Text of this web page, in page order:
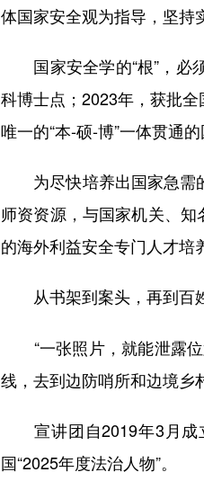
体国家安全观为指导，坚持
国家安全学的“根”，必
科博士点；2023年，获批
唯一的“本-硕-博”一体贯通
为尽快培养出国家急需
师资资源，与国家机关、
的海外利益安全专门人才培
从书架到案头，再到百
“一张照片，就能泄露位
线，去到边防哨所和边境乡
宣讲团自2019年3月成
国“2025年度法治人物”。